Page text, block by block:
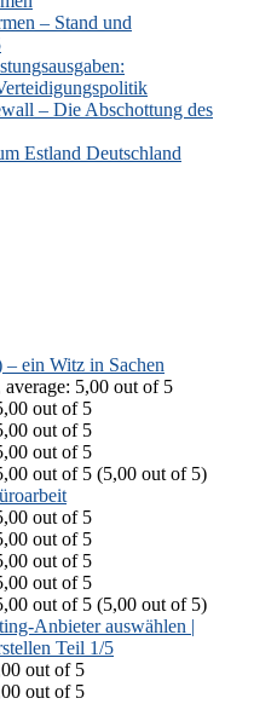
– Stand und
– Die Abschottung des
Estland Deutschland
ein Witz in Sachen
(5,00 out of 5)
(5,00 out of 5)
Anbieter auswählen |
Teil 1/5